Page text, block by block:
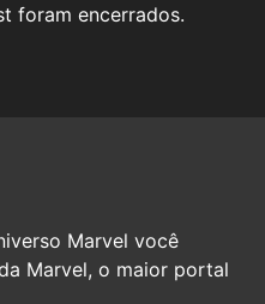
foram encerrados.
Marvel você
Marvel, o maior portal